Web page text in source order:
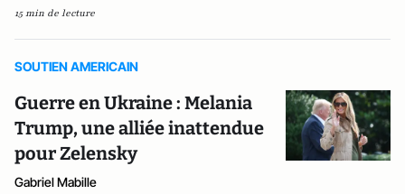
15 min de lecture
SOUTIEN AMERICAIN
Guerre en Ukraine : Melania
Trump, une alliée inattendue
pour Zelensky
Gabriel Mabille